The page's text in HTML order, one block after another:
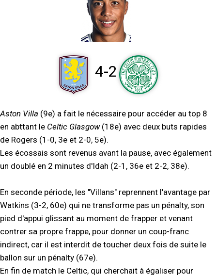
4-2
Aston Villa (9e) a fait le nécessaire pour accéder au top 8
en abttant le Celtic Glasgow(18e) avec deux buts rapides
de Rogers (1-0, 3e et 2-0, 5e).
Les écossais sont revenus avant la pause, avec également
un doublé en 2 minutes d'Idah (2-1, 36e et 2-2, 38e).
En seconde période, les "Villans" reprennent l'avantage par
Watkins (3-2, 60e) qui ne transforme pas un pénalty, son
pied d'appui glissant au moment de frapper et venant
contrer sa propre frappe, pour donner un coup-franc
indirect, car il est interdit de toucher deux fois de suite le
ballon sur un pénalty (67e).
En fin de match le Celtic, qui cherchait à égaliser pour